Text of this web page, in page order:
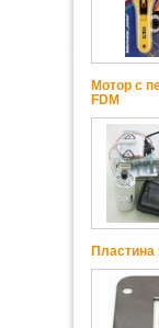
Мотор с
FDM
Пластина